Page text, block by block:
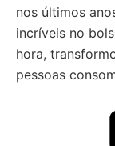
nos últimos
incríveis no
hora,
pessoas